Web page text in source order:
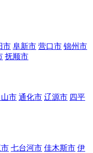
市 阜新市 营口市 锦州市
抚顺市
市 通化市 辽源市 四平
七台河市 佳木斯市 伊